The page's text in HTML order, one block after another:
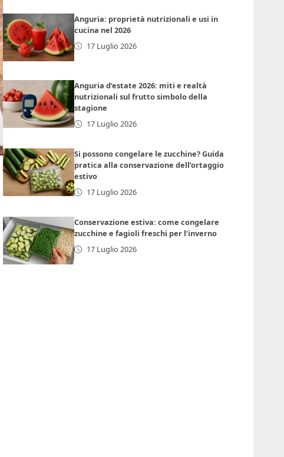
Anguria: proprietà nutrizionali e usi in
cucina nel 2026
17 Luglio 2026
Anguria d’estate 2026: miti e realtà
nutrizionali sul frutto simbolo della
stagione
17 Luglio 2026
Si possono congelare le zucchine? Guida
pratica alla conservazione dell’ortaggio
estivo
17 Luglio 2026
Conservazione estiva: come congelare
zucchine e fagioli freschi per l’inverno
17 Luglio 2026